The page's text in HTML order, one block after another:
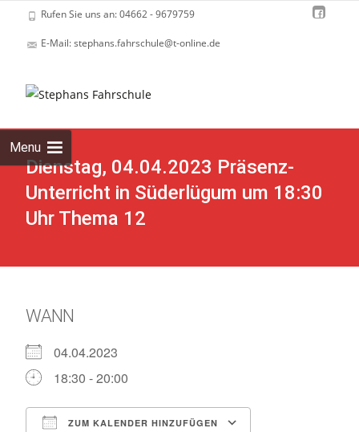
Rufen Sie uns an: 04662 - 9679759
E-Mail: stephans.fahrschule@t-online.de
Menu
Dienstag, 04.04.2023 Präsenz-
Unterricht in Süderlügum um 18:30
Uhr Thema 12
WANN
04.04.2023
18:30 - 20:00
ZUM KALENDER HINZUFÜGEN